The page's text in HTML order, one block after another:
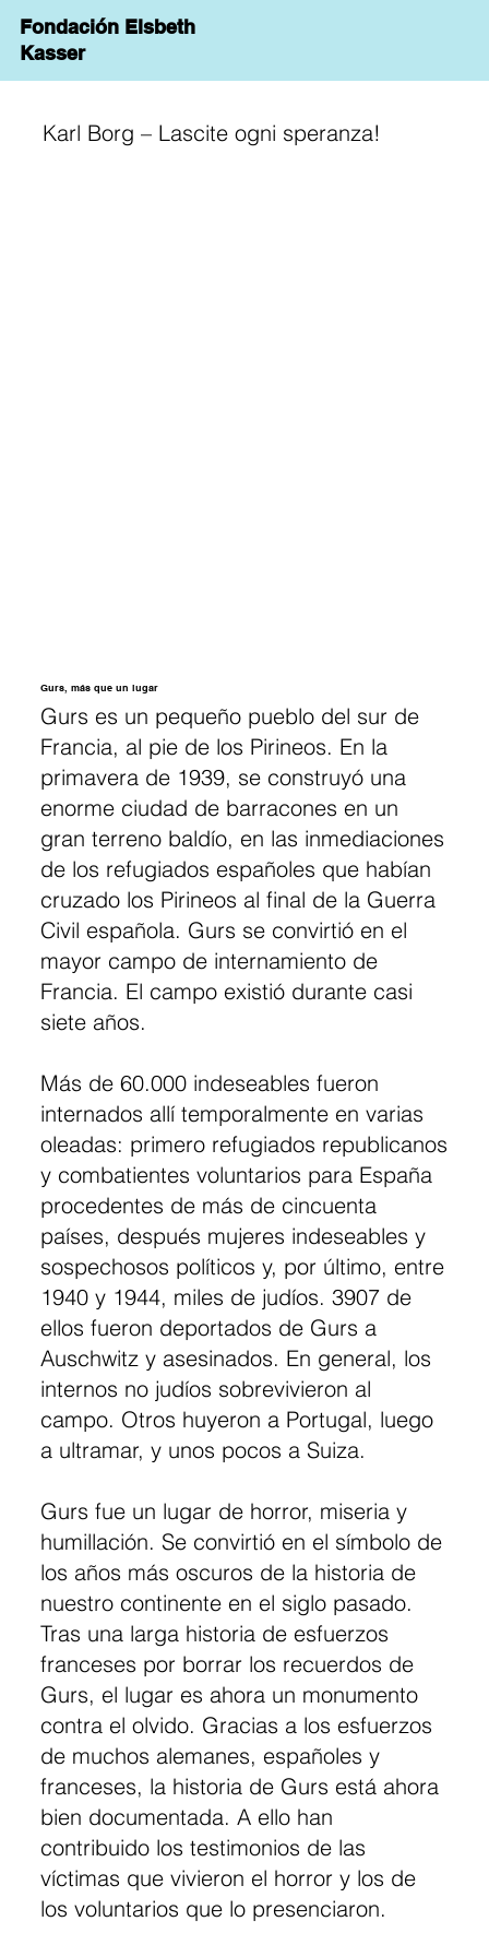
Fondación Elsbeth
Kasser
Karl Borg – Lascite ogni speranza!
Gurs, más que un lugar
Gurs es un pequeño pueblo del sur de
Francia, al pie de los Pirineos. En la
primavera de 1939, se construyó una
enorme ciudad de barracones en un
gran terreno baldío, en las inmediaciones
de los refugiados españoles que habían
cruzado los Pirineos al final de la Guerra
Civil española. Gurs se convirtió en el
mayor campo de internamiento de
Francia. El campo existió durante casi
siete años.
Más de 60.000 indeseables fueron
internados allí temporalmente en varias
oleadas: primero refugiados republicanos
y combatientes voluntarios para España
procedentes de más de cincuenta
países, después mujeres indeseables y
sospechosos políticos y, por último, entre
1940 y 1944, miles de judíos. 3907 de
ellos fueron deportados de Gurs a
Auschwitz y asesinados. En general, los
internos no judíos sobrevivieron al
campo. Otros huyeron a Portugal, luego
a ultramar, y unos pocos a Suiza.
Gurs fue un lugar de horror, miseria y
humillación. Se convirtió en el símbolo de
los años más oscuros de la historia de
nuestro continente en el siglo pasado.
Tras una larga historia de esfuerzos
franceses por borrar los recuerdos de
Gurs, el lugar es ahora un monumento
contra el olvido. Gracias a los esfuerzos
de muchos alemanes, españoles y
franceses, la historia de Gurs está ahora
bien documentada. A ello han
contribuido los testimonios de las
víctimas que vivieron el horror y los de
los voluntarios que lo presenciaron.